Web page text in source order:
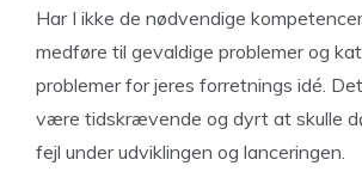
Har I ikke de nødvendige
medføre til gevaldige problemer og
problemer for jeres forretnings idé.
være tidskrævende og dyrt at skulle
fejl under udviklingen og lanceringen.